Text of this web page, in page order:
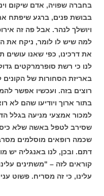
בחברה שפויה, אדם שיקום
בבושת פנים, ברגע שיפתח
ויושלך לנהר. אבל פה זה
למה שיש לו לומר, ניקח את
את דרכינו, כפי שאנו
לנו כי רשת סופרמרקטים
באריזת הסחורות של
רוצים בזה. ועכשיו אפשר
בתור ארוך ויודיעו שהם לא
למכור אמצעי מניעה בגלל
שסירב לטפל באשה שלא
שכמה רופאים מוסלמים
דתם. ובכן, לנו באנגליה יש
קוראים לזה – "משתינים
עלינו, כי זה מסריח. פשוט